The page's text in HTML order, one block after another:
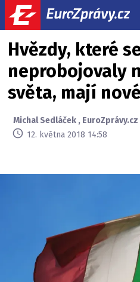
Hvězdy, které
neprobojovaly
světa, mají
Michal Sedláček , EuroZprávy.cz
12. května 2018 14:58